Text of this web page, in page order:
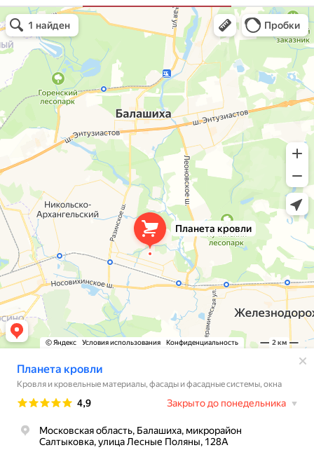
Планета кровли
Кровля и кровельные материалы в Балашихе
Окна в Балашихе